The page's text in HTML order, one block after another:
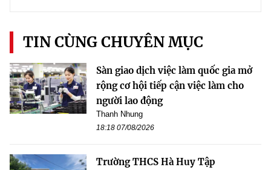
TIN CÙNG CHUYÊN MỤC
Sàn giao dịch việc làm quốc gia mở
rộng cơ hội tiếp cận việc làm cho
người lao động
Thanh Nhung
18:18 07/08/2026
Trường THCS Hà Huy Tập